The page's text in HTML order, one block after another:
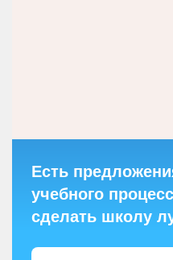
Есть
учебного
сделать школу